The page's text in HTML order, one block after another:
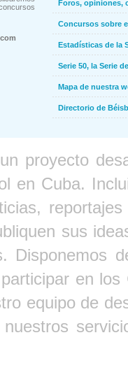
Foros, opiniones,
Concursos sobre
Estadísticas de la
Serie 50, la Serie
Mapa de nuestra
Directorio de
proyecto
en Cuba.
sus
Disponemos
en
equipo de